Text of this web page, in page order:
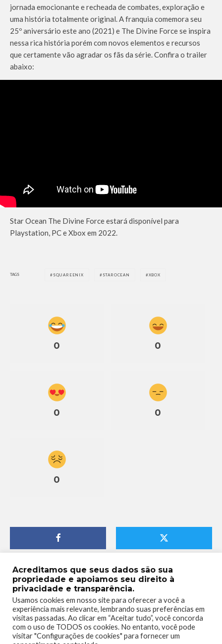
jornada emocionante e recheada de combates, exploração e
uma história totalmente original. A franquia comemora seu
25º aniversário este ano (2021) e The Divine Force se inspira
nessa rica história porém com novos elementos e recursos
que certamente vão agradar os fãs da série. Confira o trailer
abaixo:
Star Ocean The Divine Force estará disponível para
Playstation, PC e Xbox em 2022.
TAGS SQUAREENIX STAROCEAN XBOX
0 0
0 0
0
Acreditamos que seus dados são sua
propriedade e apoiamos seu direito à
privacidade e transparência.
Usamos cookies em nosso site para oferecer a você a
experiência mais relevante, lembrando suas preferências em
visitas passadas. Ao clicar em “Aceitar tudo”, você concorda
com o uso de TODOS os cookies. No entanto, você pode
visitar "Configurações de cookies" para fornecer um